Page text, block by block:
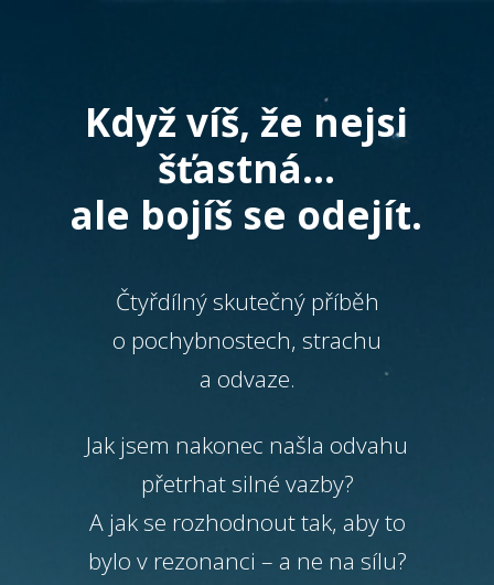
Když víš, že nejsi
šťastná…
ale bojíš se odejít.
Čtyřdílný skutečný příběh
o pochybnostech, strachu
a odvaze.
Jak jsem nakonec našla odvahu
přetrhat silné vazby?
A jak se rozhodnout tak, aby to
bylo v rezonanci – a ne na sílu?